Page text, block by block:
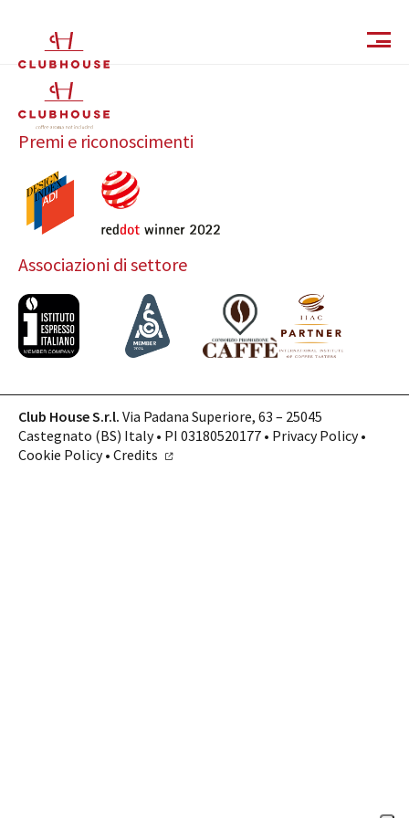
Catalogo
Finiture e Collezioni
Magazine
Azienda
Contatti
SHOP ONLINE CHIAMA
EN
Premi e riconoscimenti
Associazioni di settore
Club House S.r.l. Via Padana Superiore, 63 – 25045
Castegnato (BS) Italy • PI 03180520177 • Privacy Policy•
Cookie Policy• Credits